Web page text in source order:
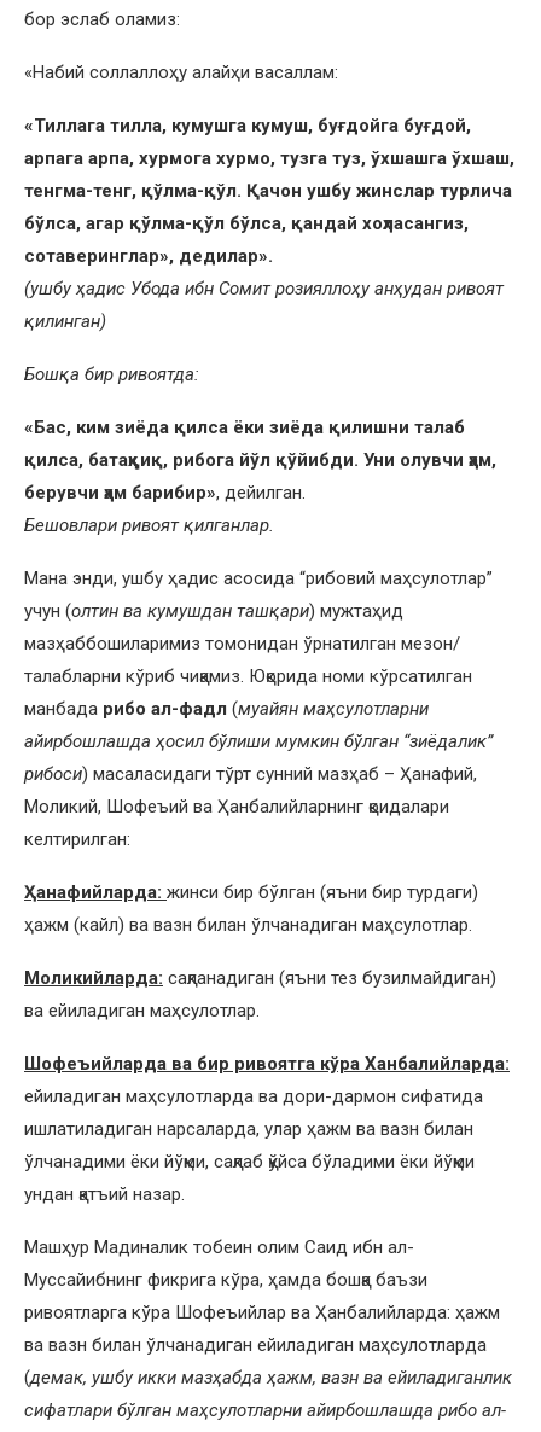
бор эслаб оламиз:
«Набий соллаллоҳу алайҳи васаллам:
«Тиллага тилла, кумушга кумуш, буғдойга буғдой,
арпага арпа, хурмога хурмо, тузга туз, ўхшашга ўхшаш,
тенгма-тенг, қўлма-қўл. Қачон ушбу жинслар турлича
бўлса, агар қўлма-қўл бўлса, қандай хоҳласангиз,
сотаверинглар», дедилар».
(ушбу ҳадис Убода ибн Сомит розияллоҳу анҳудан ривоят
қилинган)
Бошқа бир ривоятда:
«Бас, ким зиёда қилса ёки зиёда қилишни талаб
қилса, батаҳқиқ, рибога йўл қўйибди. Уни олувчи ҳам,
берувчи ҳам барибир», дейилган.
Бешовлари ривоят қилганлар.
Мана энди, ушбу ҳадис асосида “рибовий маҳсулотлар”
учун (олтин ва кумушдан ташқари) мужтаҳид
мазҳаббошиларимиз томонидан ўрнатилган мезон/
талабларни кўриб чиқамиз. Юқорида номи кўрсатилган
манбада рибо ал-фадл (муайян маҳсулотларни
айирбошлашда ҳосил бўлиши мумкин бўлган “зиёдалик”
рибоси) масаласидаги тўрт сунний мазҳаб – Ҳанафий,
Моликий, Шофеъий ва Ҳанбалийларнинг қоидалари
келтирилган:
Ҳанафийларда: жинси бир бўлган (яъни бир турдаги)
ҳажм (кайл) ва вазн билан ўлчанадиган маҳсулотлар.
Моликийларда: сақланадиган (яъни тез бузилмайдиган)
ва ейиладиган маҳсулотлар.
Шофеъийларда ва бир ривоятга кўра Ханбалийларда:
ейиладиган маҳсулотларда ва дори-дармон сифатида
ишлатиладиган нарсаларда, улар ҳажм ва вазн билан
ўлчанадими ёки йўқми, сақлаб қўйса бўладими ёки йўқми
ундан қатъий назар.
Машҳур Мадиналик тобеин олим Саид ибн ал-
Муссайибнинг фикрига кўра, ҳамда бошқа баъзи
ривоятларга кўра Шофеъийлар ва Ҳанбалийларда: ҳажм
ва вазн билан ўлчанадиган ейиладиган маҳсулотларда
(демак, ушбу икки мазҳабда ҳажм, вазн ва ейиладиганлик
сифатлари бўлган маҳсулотларни айирбошлашда рибо ал-